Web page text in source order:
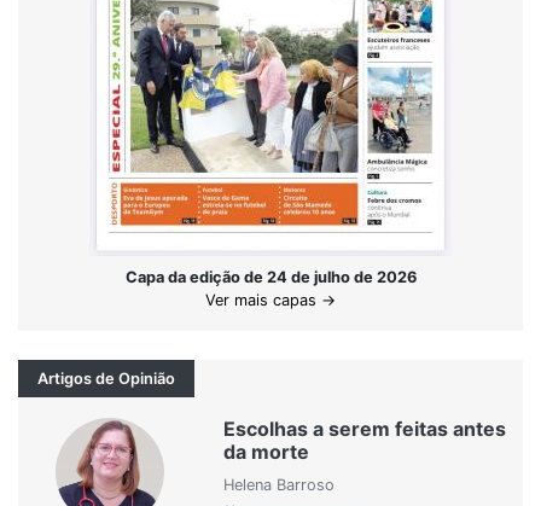
Capa da edição de 24 de julho de 2026
Ver mais capas →
Artigos de Opinião
Escolhas a serem feitas antes
da morte
Helena Barroso